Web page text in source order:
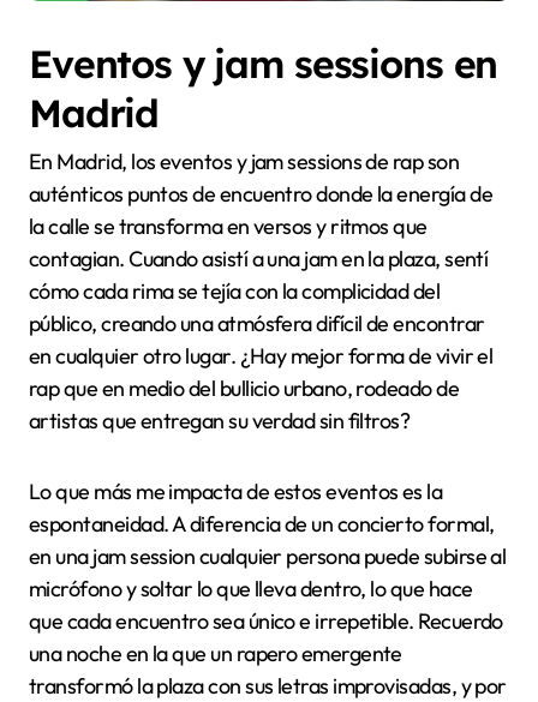
Eventos y jam sessions en
Madrid
En Madrid, los eventos y jam sessions de rap son
auténticos puntos de encuentro donde la energía de
la calle se transforma en versos y ritmos que
contagian. Cuando asistí a una jam en la plaza, sentí
cómo cada rima se tejía con la complicidad del
público, creando una atmósfera difícil de encontrar
en cualquier otro lugar. ¿Hay mejor forma de vivir el
rap que en medio del bullicio urbano, rodeado de
artistas que entregan su verdad sin filtros?
Lo que más me impacta de estos eventos es la
espontaneidad. A diferencia de un concierto formal,
en una jam session cualquier persona puede subirse al
micrófono y soltar lo que lleva dentro, lo que hace
que cada encuentro sea único e irrepetible. Recuerdo
una noche en la que un rapero emergente
transformó la plaza con sus letras improvisadas, y por